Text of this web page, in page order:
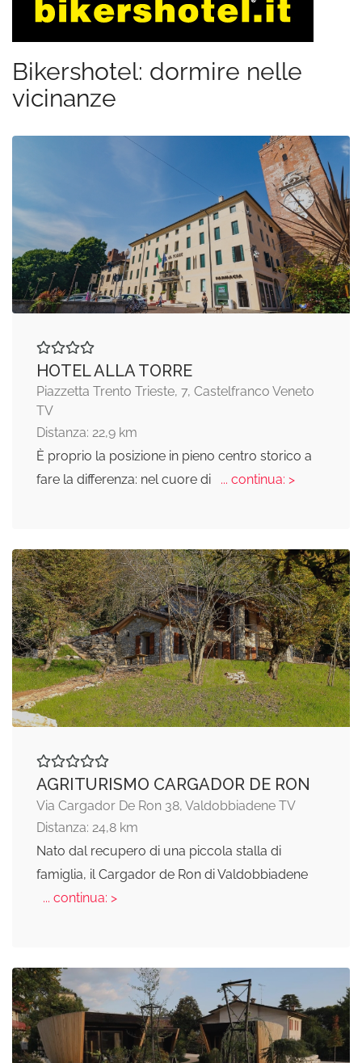
Bikershotel: dormire nelle
vicinanze
HOTEL ALLA TORRE
Piazzetta Trento Trieste, 7, Castelfranco Veneto
TV
Distanza: 22,9 km
È proprio la posizione in pieno centro storico a
fare la differenza: nel cuore di
... continua: >
AGRITURISMO CARGADOR DE RON
Via Cargador De Ron 38, Valdobbiadene TV
Distanza: 24,8 km
Nato dal recupero di una piccola stalla di
famiglia, il Cargador de Ron di Valdobbiadene
... continua: >